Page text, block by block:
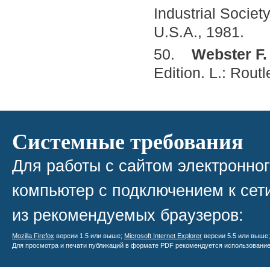
Industrial
U.S.A., 1981.
50. Webster
Edition. L.:
Системные требования
Для работы с сайтом
компьютер с подключением к
из рекомендуемых браузеров:
Mozilla Firefox версии 1.5 или выше; Microsoft Internet Explorer версии 5.5 или
Для просмотра и печати публикаций в формате PDF рекомендуется